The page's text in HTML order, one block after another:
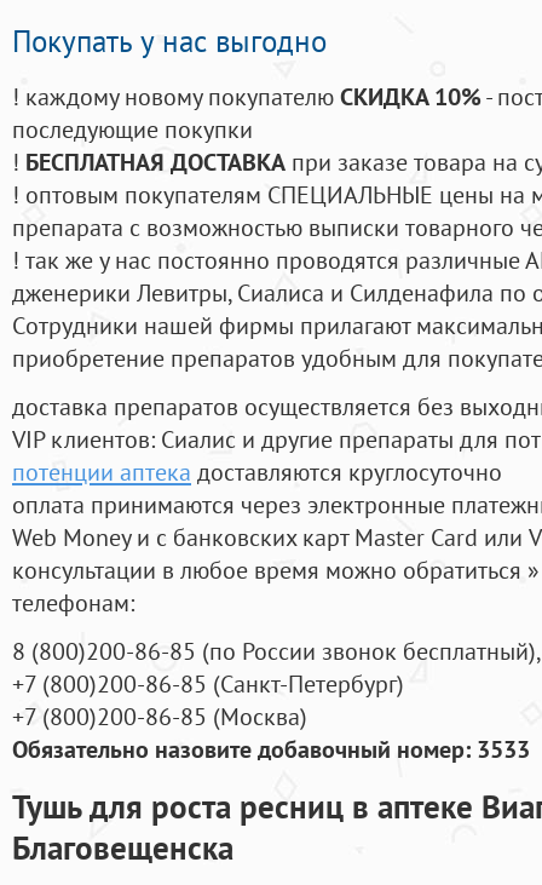
Покупать у нас выгодно
! каждому новому покупателюСКИДКА 10%-
последующие покупки
! БЕСПЛАТНАЯ ДОСТАВКА при заказе товара на
! оптовым покупателям СПЕЦИАЛЬНЫЕ цены на
препарата с возможностью выписки товарного
! так же у нас постоянно проводятся
дженерики Левитры, Сиалиса и Силденафила по
Cотрудники нашей фирмы прилагают
приобретение препаратов удобным для
доставка препаратов осуществляется без
VIP клиентов: Сиалис и другие препараты для
потенции аптека доставляются круглосуточно
оплата принимаются через электронные
Web Money и с банковских карт Master Card или
консультации в любое время можно обратиться
телефонам:
8 (800)200-86-85 (по России звонок бесплатный),
+7 (800)200-86-85 (Санкт-Петербург)
+7 (800)200-86-85 (Москва)
Обязательно назовите добавочный номер: 3533
Тушь для роста ресниц в аптеке
Благовещенска